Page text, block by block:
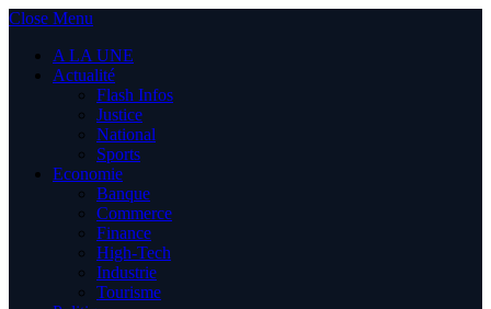
Close Menu
A LA UNE
Actualité
Flash Infos
Justice
National
Sports
Economie
Banque
Commerce
Finance
High-Tech
Industrie
Tourisme